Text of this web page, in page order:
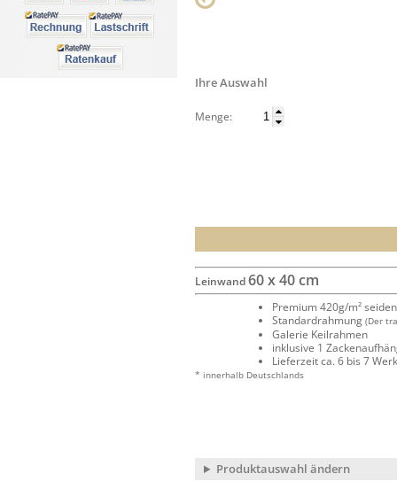
Ihre Auswahl
Menge:
Leinwand60 x 40 cm
Premium 420g/m²
Standardrahmung (Der
Galerie Keilrahmen
inklusive 1
Lieferzeit ca. 6 bis 7
* innerhalb Deutschlands
Produktauswahl ändern